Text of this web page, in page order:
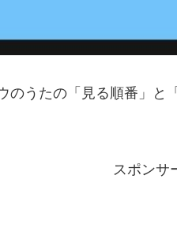
のうたの「見る順番」と
スポンサ